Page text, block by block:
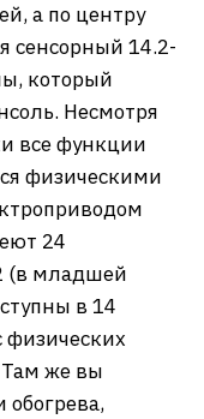
а по центру
сенсорный 14.2-
который
Несмотря
все функции
физическими
24
(в младшей
в 14
физических
Там же вы